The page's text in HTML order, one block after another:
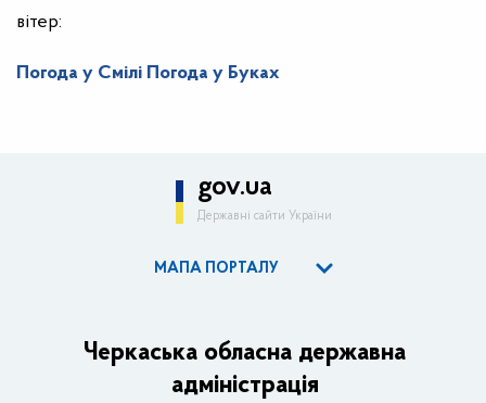
вітер:
Погода у Смілі Погода у Буках
gov.ua
Державні сайти України
МАПА ПОРТАЛУ
Керівництво адміністрації
Основні завдання та нормативно-правові засади
Черкаська обласна державна
адміністрація